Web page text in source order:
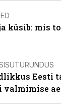
küsib: mis
Eesti
valmimise